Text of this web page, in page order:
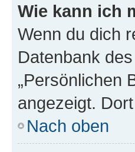
Wie kann ich
Wenn du dich
Datenbank
„Persönlichen
angezeigt.
Nach oben